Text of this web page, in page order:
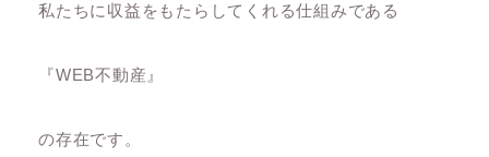
私たちに収益をもたらしてくれる仕組みである
『WEB不動産』
の存在です。